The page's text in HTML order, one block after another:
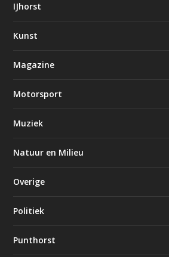
IJhorst
Kunst
Magazine
Motorsport
Muziek
Natuur en Milieu
Overige
Politiek
Punthorst